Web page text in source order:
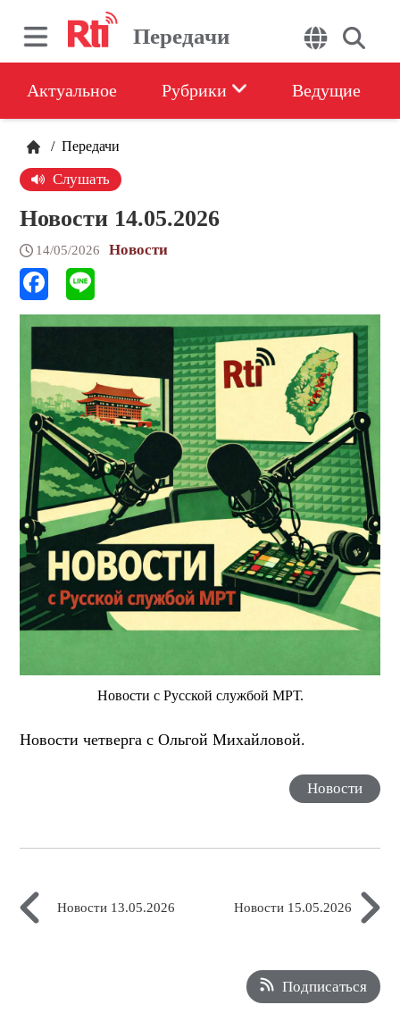
Передачи
Актуальное Рубрики Ведущие
/ Передачи
Слушать
Новости 14.05.2026
14/05/2026 Новости
Новости с Русской службой МРТ.
Новости четверга с Ольгой Михайловой.
Новости
Новости 13.05.2026 Новости 15.05.2026
Подписаться